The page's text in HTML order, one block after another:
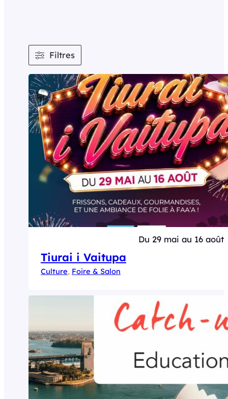
Du 29 mai au 16 août
Tiurai i Vaitupa
Culture, Foire & Salon
Filtres